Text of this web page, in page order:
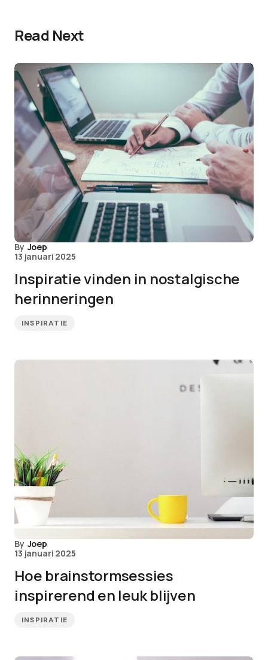
Read Next
By Joep
13 januari 2025
Inspiratie vinden in nostalgische
herinneringen
INSPIRATIE
By Joep
13 januari 2025
Hoe brainstormsessies
inspirerend en leuk blijven
INSPIRATIE